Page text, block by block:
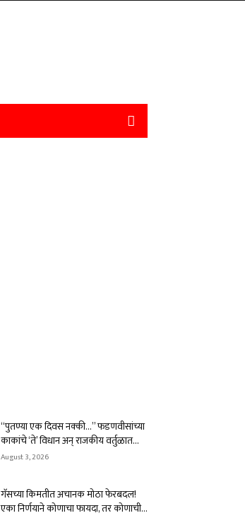
“पुतण्या एक दिवस नक्की…” फडणवीसांच्या
काकांचे ‘ते’ विधान अन् राजकीय वर्तुळात...
August 3, 2026
गॅसच्या किमतीत अचानक मोठा फेरबदल!
एका निर्णयाने कोणाचा फायदा, तर कोणाची...